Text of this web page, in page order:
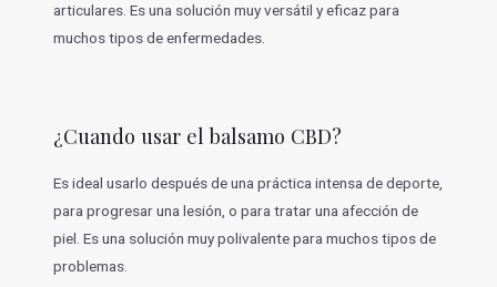
articulares. Es una solución muy versátil y eficaz para
muchos tipos de enfermedades.
¿Cuando usar el balsamo CBD?
Es ideal usarlo después de una práctica intensa de deporte,
para progresar una lesión, o para tratar una afección de
piel. Es una solución muy polivalente para muchos tipos de
problemas.